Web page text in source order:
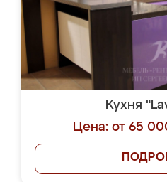
Кухня
Цена: от 65